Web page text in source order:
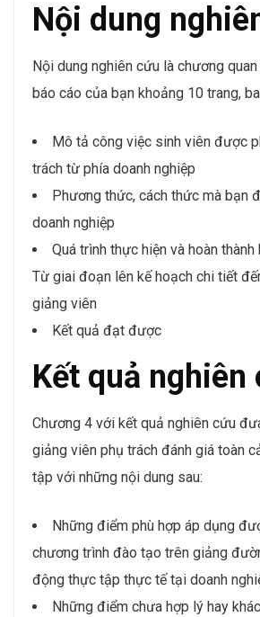
Nội dung
Nội dung nghiên cứu là chương
báo cáo của bạn khoảng 10 trang,
Mô tả công việc sinh viên được
trách từ phía doanh nghiệp
Phương thức, cách thức mà bạn
doanh nghiệp
Quá trình thực hiện và hoàn
Từ giai đoạn lên kế hoạch chi tiết
giảng viên
Kết quả đạt được
Kết quả nghiên
Chương 4 với kết quả nghiên cứu
giảng viên phụ trách đánh giá toàn
tập với những nội dung sau:
Những điểm phù hợp áp dụng
chương trình đào tạo trên giảng
động thực tập thực tế tại doanh
Những điểm chưa hợp lý hay